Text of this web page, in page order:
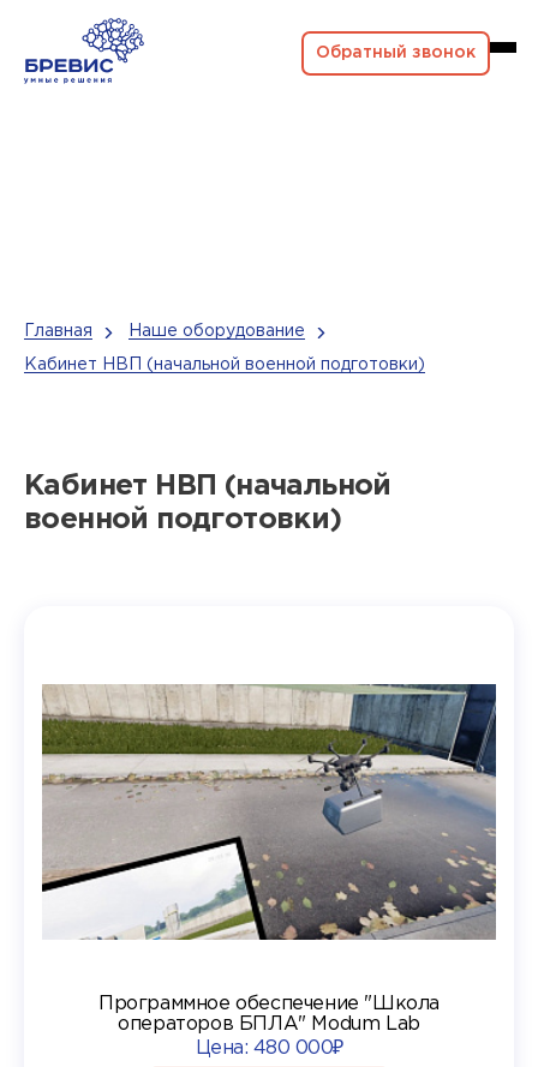
Обратный звонок
Главная Наше оборудование
Кабинет НВП (начальной военной подготовки)
Кабинет НВП (начальной
военной подготовки)
Программное обеспечение "Школа
операторов БПЛА" Modum Lab
Цена: 480 000₽